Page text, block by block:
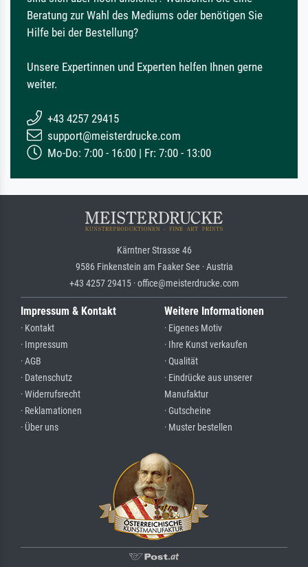
Beratung zur Wahl des Mediums oder benötigen Sie
Hilfe bei der Bestellung?
Unsere Expertinnen und Experten helfen Ihnen gerne
weiter.
+43 4257 29415
support@meisterdrucke.com
Mo-Do: 7:00 - 16:00 | Fr: 7:00 - 13:00
Kärntner Strasse 46
9586 Finkenstein am Faaker See · Austria
+43 4257 29415 · office@meisterdrucke.com
Impressum & Kontakt
· Kontakt
· Impressum
· AGB
· Datenschutz
· Widerrufsrecht
· Reklamationen
· Über uns
Weitere Informationen
· Eigenes Motiv
· Ihre Kunst verkaufen
· Qualität
· Eindrücke aus unserer
Manufaktur
· Gutscheine
· Muster bestellen